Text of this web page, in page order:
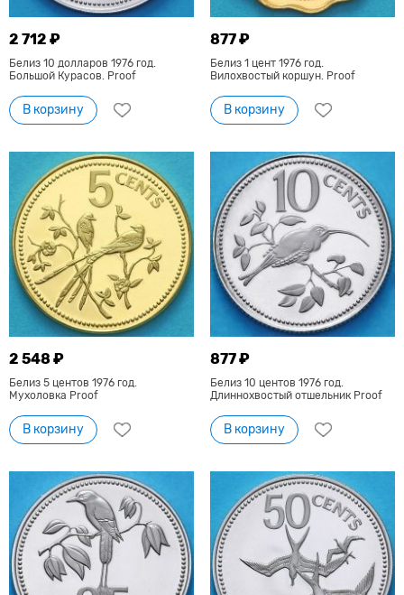
2 712 ₽
Белиз 10 долларов 1976 год.
Большой Курасов. Proof
В корзину
877 ₽
Белиз 1 цент 1976 год.
Вилохвостый коршун. Proof
В корзину
2 548 ₽
Белиз 5 центов 1976 год.
Мухоловка Proof
В корзину
877 ₽
Белиз 10 центов 1976 год.
Длиннохвостый отшельник Proof
В корзину